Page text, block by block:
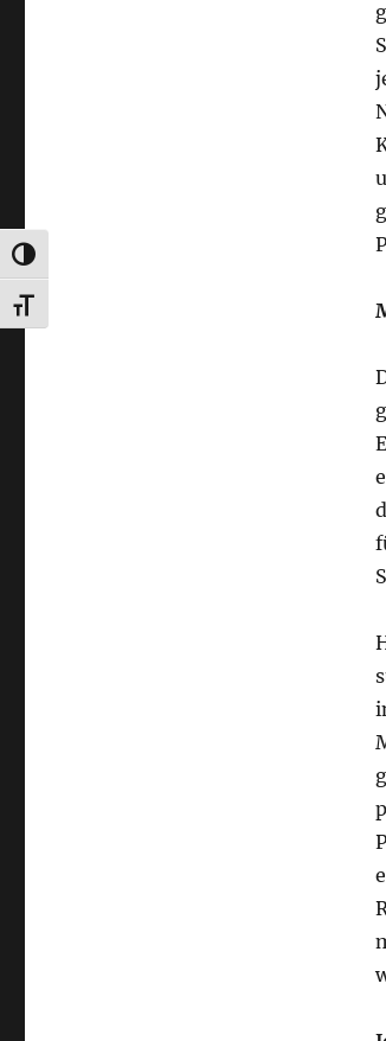
UMSCHALTEN AUF HOHE KONTRASTE
SCHRIFT VERGRÖSSERN